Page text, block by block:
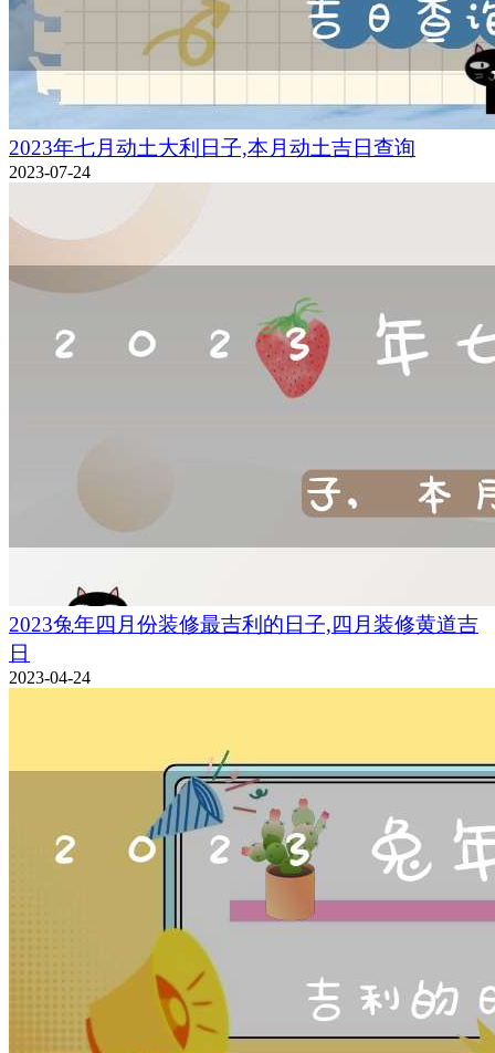
2023年七月动土大利日子,本月动土吉日查询
2023-07-24
2023兔年四月份装修最吉利的日子,四月装修黄道吉
日
2023-04-24